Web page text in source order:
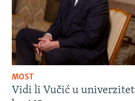
MOST
Vidi li Vučić u